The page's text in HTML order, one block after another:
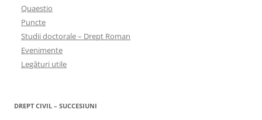
Quaestio
Puncte
Studii doctorale – Drept Roman
Evenimente
Legături utile
DREPT CIVIL – SUCCESIUNI